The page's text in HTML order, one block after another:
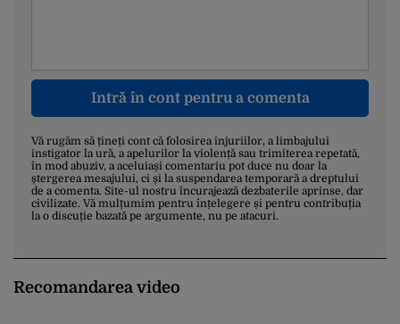
Intră în cont pentru a comenta
Vă rugăm să țineți cont că folosirea injuriilor, a limbajului
instigator la ură, a apelurilor la violență sau trimiterea repetată,
în mod abuziv, a aceluiași comentariu pot duce nu doar la
ștergerea mesajului, ci și la suspendarea temporară a dreptului
de a comenta. Site-ul nostru încurajează dezbaterile aprinse, dar
civilizate. Vă mulțumim pentru înțelegere și pentru contribuția
la o discuție bazată pe argumente, nu pe atacuri.
Recomandarea video